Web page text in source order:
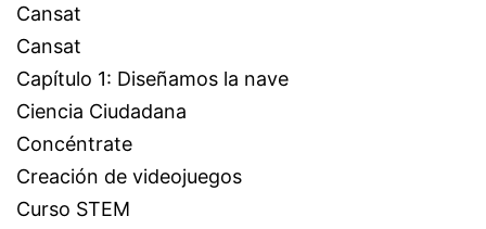
Cansat
Cansat
Capítulo 1: Diseñamos la nave
Ciencia Ciudadana
Concéntrate
Creación de videojuegos
Curso STEM